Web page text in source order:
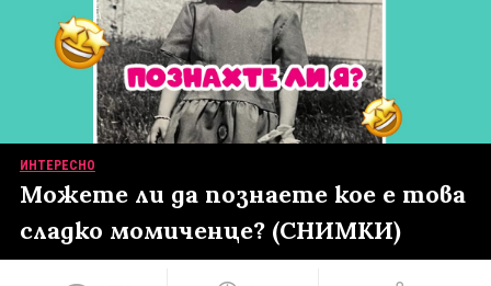
ИНТЕРЕСНО
Можете ли да познаете кое е това
сладко момиченце? (СНИМКИ)